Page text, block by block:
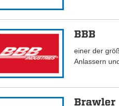
BBB
einer der
Anlassern
Brawler